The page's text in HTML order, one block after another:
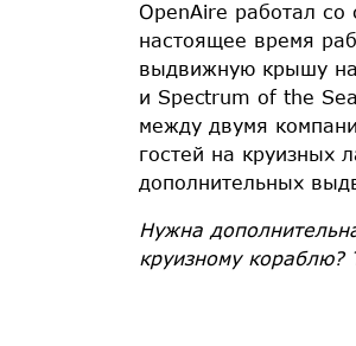
OpenAire работал со
настоящее время
выдвижную крышу
и Spectrum of the
между двумя
гостей на круизных
дополнительных
Нужна
круизному кораблю?